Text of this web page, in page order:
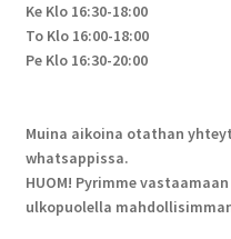
Ke Klo 16:30-18:00
To Klo 16:00-18:00
Pe Klo 16:30-20:00
Muina aikoina otathan
whatsappissa.
HUOM! Pyrimme
ulkopuolella